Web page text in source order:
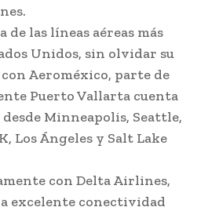
de las líneas aéreas más
Unidos, sin olvidar su
Aeroméxico, parte de
Puerto Vallarta cuenta
Minneapolis, Seattle,
Los Ángeles y Salt Lake
con Delta Airlines,
excelente conectividad